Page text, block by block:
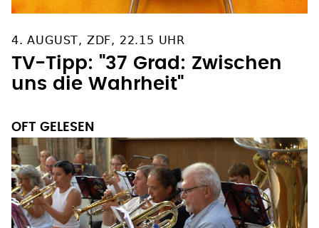
4. AUGUST, ZDF, 22.15 UHR
TV-Tipp: "37 Grad: Zwischen
uns die Wahrheit"
OFT GELESEN